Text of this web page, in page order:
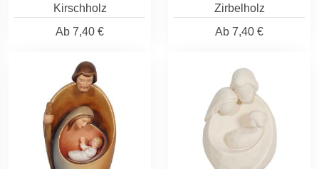
Kirschholz
Ab 7,40 €
Zirbelholz
Ab 7,40 €